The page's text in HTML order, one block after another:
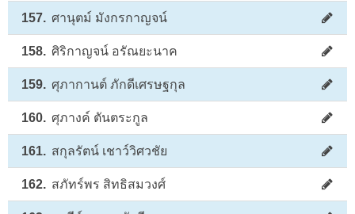
157. ศานุตม์ มังกรกาญจน์
158. ศิริกาญจน์ อรัณยะนาค
159. ศุภากานต์ ภักดีเศรษฐกุล
160. ศุภางค์ ตันตระกูล
161. สกุลรัตน์ เชาว์วิศวชัย
162. สภัทร์พร สิทธิสมวงศ์